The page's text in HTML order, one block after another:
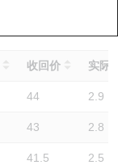
收回价 实际
44 2.9
43 2.8
41.5 2.5